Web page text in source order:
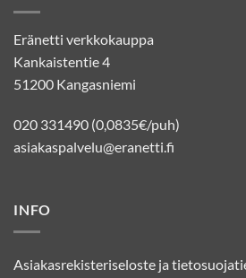
Eränetti verkkokauppa
Kankaistentie 4
51200 Kangasniemi
020 331490 (0,0835€/puh)
asiakaspalvelu@eranetti.fi
INFO
Asiakasrekisteriseloste ja